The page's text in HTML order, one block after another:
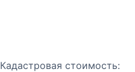
Кадастровая стоимость: